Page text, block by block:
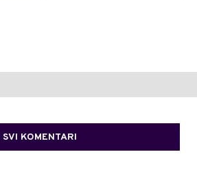
SVI KOMENTARI